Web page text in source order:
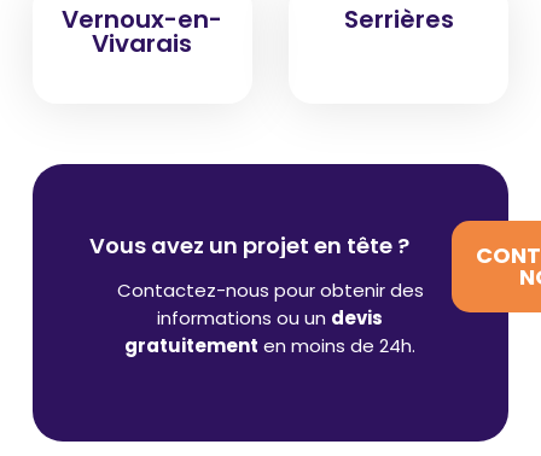
Vernoux-en-
Vivarais
Serrières
Vous avez un projet en tête ?
Contactez-nous pour obtenir des
informations ou un devis
gratuitement en moins de 24h.